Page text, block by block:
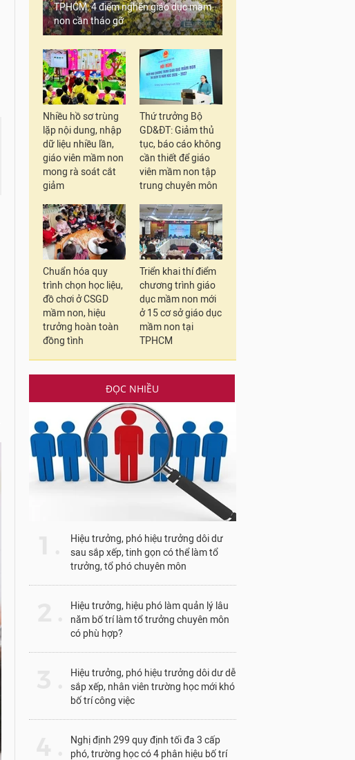
TPHCM: 4 điểm nghẽn giáo dục mầm
non cần tháo gỡ
Nhiều hồ sơ trùng
lặp nội dung, nhập
dữ liệu nhiều lần,
giáo viên mầm non
mong rà soát cắt
giảm
Thứ trưởng Bộ
GD&ĐT: Giảm thủ
tục, báo cáo không
cần thiết để giáo
viên mầm non tập
trung chuyên môn
Chuẩn hóa quy
trình chọn học liệu,
đồ chơi ở CSGD
mầm non, hiệu
trưởng hoàn toàn
đồng tình
Triển khai thí điểm
chương trình giáo
dục mầm non mới
ở 15 cơ sở giáo dục
mầm non tại
TPHCM
ĐỌC NHIỀU
Hiệu trưởng, phó hiệu trưởng dôi dư
sau sắp xếp, tinh gọn có thể làm tổ
trưởng, tổ phó chuyên môn
Hiệu trưởng, hiệu phó làm quản lý lâu
năm bố trí làm tổ trưởng chuyên môn
có phù hợp?
Hiệu trưởng, phó hiệu trưởng dôi dư dễ
sắp xếp, nhân viên trường học mới khó
bố trí công việc
Nghị định 299 quy định tối đa 3 cấp
phó, trường học có 4 phân hiệu bố trí